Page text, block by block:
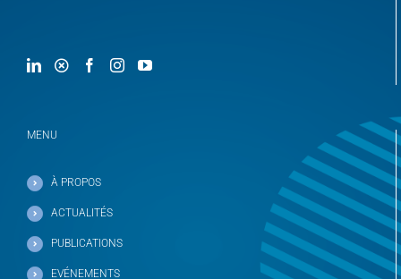
MENU
À PROPOS
ACTUALITÉS
PUBLICATIONS
EVÉNEMENTS